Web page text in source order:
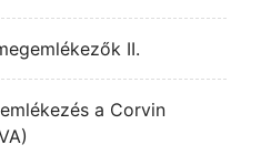
II.
a Corvin